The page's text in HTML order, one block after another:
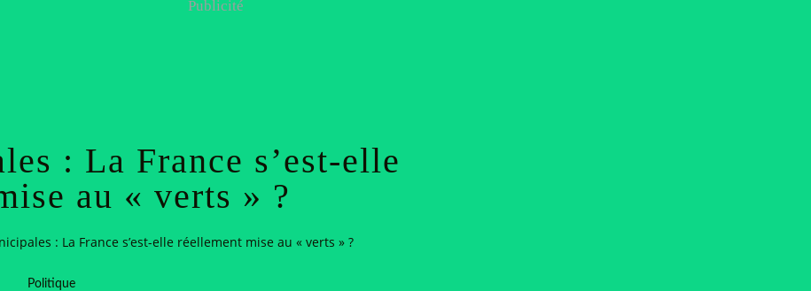
Publicité
: La France s’est-elle
au « verts » ?
: La France s’est-elle réellement mise au « verts » ?
Politique